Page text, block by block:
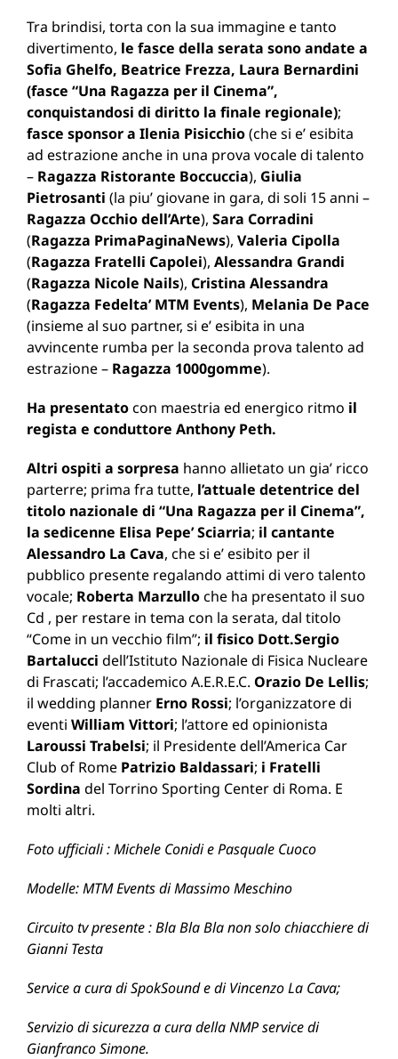
Tra brindisi, torta con la sua immagine e tanto
divertimento, le fasce della serata sono andate a
Sofia Ghelfo, Beatrice Frezza, Laura Bernardini
(fasce “Una Ragazza per il Cinema”,
conquistandosi di diritto la finale regionale);
fasce sponsor a Ilenia Pisicchio(che si e’ esibita
ad estrazione anche in una prova vocale di talento
– Ragazza Ristorante Boccuccia), Giulia
Pietrosanti (la piu’ giovane in gara, di soli 15 anni –
Ragazza Occhio dell’Arte), Sara Corradini
(Ragazza PrimaPaginaNews), Valeria Cipolla
(Ragazza Fratelli Capolei), Alessandra Grandi
(Ragazza Nicole Nails), Cristina Alessandra
(Ragazza Fedelta’ MTM Events), Melania De Pace
(insieme al suo partner, si e’ esibita in una
avvincente rumba per la seconda prova talento ad
estrazione – Ragazza 1000gomme).
Ha presentatocon maestria ed energico ritmo il
regista e conduttore Anthony Peth.
Altri ospiti a sorpresa hanno allietato un gia’ ricco
parterre; prima fra tutte, l’attuale detentrice del
titolo nazionale di “Una Ragazza per il Cinema”,
la sedicenne Elisa Pepe’ Sciarria; il cantante
Alessandro La Cava, che si e’ esibito per il
pubblico presente regalando attimi di vero talento
vocale; Roberta Marzulloche ha presentato il suo
Cd , per restare in tema con la serata, dal titolo
“Come in un vecchio film”; il fisico Dott.Sergio
Bartalucci dell’Istituto Nazionale di Fisica Nucleare
di Frascati; l’accademico A.E.R.E.C. Orazio De Lellis;
il wedding planner Erno Rossi; l’organizzatore di
eventi William Vittori; l’attore ed opinionista
Laroussi Trabelsi; il Presidente dell’America Car
Club of Rome Patrizio Baldassari; i Fratelli
Sordina del Torrino Sporting Center di Roma. E
molti altri.
Foto ufficiali : Michele Conidi e Pasquale Cuoco
Modelle: MTM Events di Massimo Meschino
Circuito tv presente : Bla Bla Bla non solo chiacchiere di
Gianni Testa
Service a cura di SpokSound e di Vincenzo La Cava;
Servizio di sicurezza a cura della NMP service di
Gianfranco Simone.